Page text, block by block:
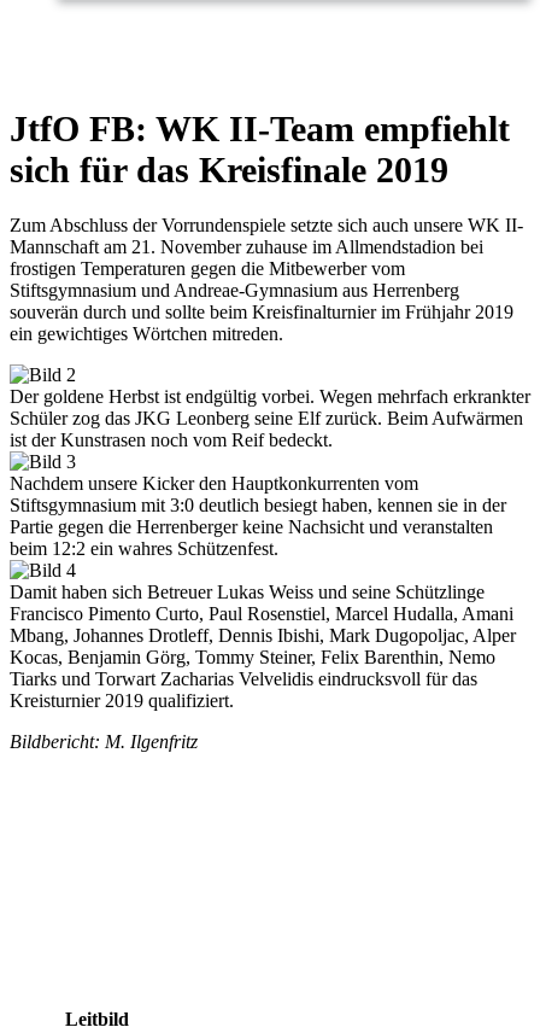
JtfO FB: WK II-Team empfiehlt
sich für das Kreisfinale 2019
Zum Abschluss der Vorrundenspiele setzte sich auch unsere WK II-
Mannschaft am 21. November zuhause im Allmendstadion bei
frostigen Temperaturen gegen die Mitbewerber vom
Stiftsgymnasium und Andreae-Gymnasium aus Herrenberg
souverän durch und sollte beim Kreisfinalturnier im Frühjahr 2019
ein gewichtiges Wörtchen mitreden.
Der goldene Herbst ist endgültig vorbei. Wegen mehrfach erkrankter
Schüler zog das JKG Leonberg seine Elf zurück. Beim Aufwärmen
ist der Kunstrasen noch vom Reif bedeckt.
Nachdem unsere Kicker den Hauptkonkurrenten vom
Stiftsgymnasium mit 3:0 deutlich besiegt haben, kennen sie in der
Partie gegen die Herrenberger keine Nachsicht und veranstalten
beim 12:2 ein wahres Schützenfest.
Damit haben sich Betreuer Lukas Weiss und seine Schützlinge
Francisco Pimento Curto, Paul Rosenstiel, Marcel Hudalla, Amani
Mbang, Johannes Drotleff, Dennis Ibishi, Mark Dugopoljac, Alper
Kocas, Benjamin Görg, Tommy Steiner, Felix Barenthin, Nemo
Tiarks und Torwart Zacharias Velvelidis eindrucksvoll für das
Kreisturnier 2019 qualifiziert.
Bildbericht: M. Ilgenfritz
Leitbild